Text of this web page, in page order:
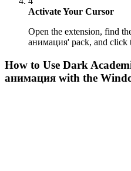
Activate Your Cursor
Open the extension, find
анимация' pack, and click
How to Use Dark
анимация with the